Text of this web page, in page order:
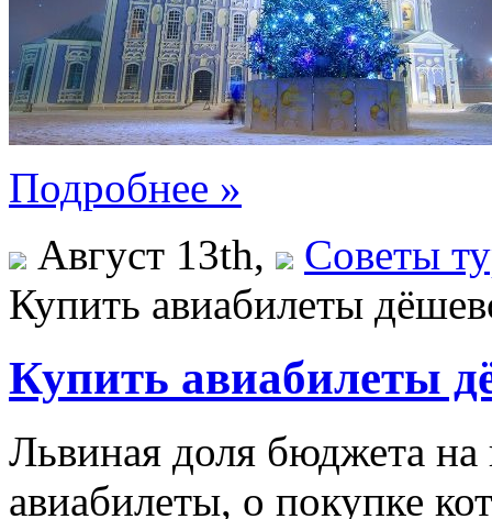
Подробнее »
Август 13th,
Советы
Купить авиабилеты
Купить авиабилеты
Львиная доля бюджета
авиабилеты, о покупке